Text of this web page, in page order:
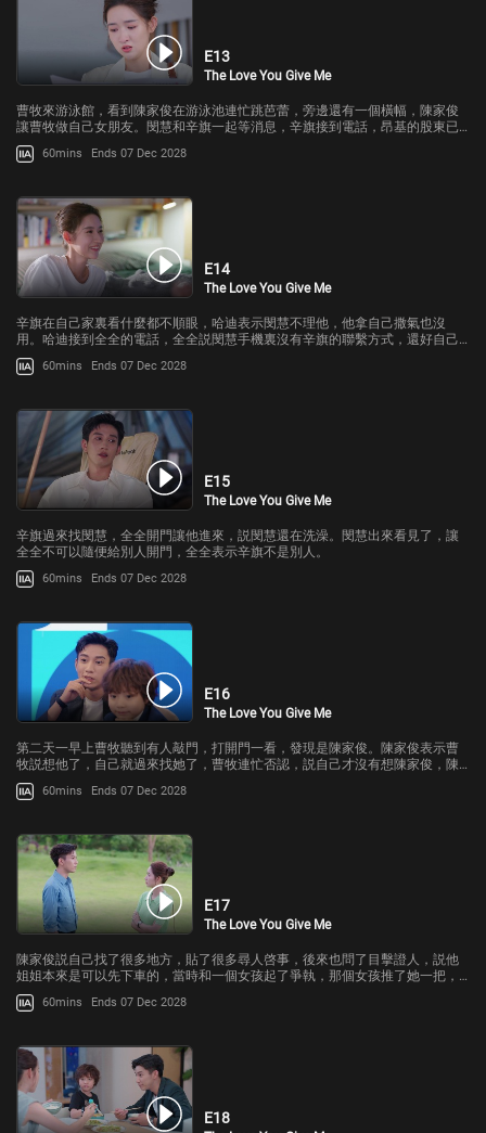
E13
The Love You Give Me
曹牧來游泳館，看到陳家俊在游泳池連忙跳芭蕾，旁邊還有一個橫幅，陳家俊
讓曹牧做自己女朋友。閔慧和辛旗一起等消息，辛旗接到電話，昂基的股東已
經答應投資這個項目了。
60mins Ends 07 Dec 2028
E14
The Love You Give Me
辛旗在自己家裏看什麼都不順眼，哈迪表示閔慧不理他，他拿自己撒氣也沒
用。哈迪接到全全的電話，全全説閔慧手機裏沒有辛旗的聯繫方式，還好自己
記得哈迪的電話。
60mins Ends 07 Dec 2028
E15
The Love You Give Me
辛旗過來找閔慧，全全開門讓他進來，説閔慧還在洗澡。閔慧出來看見了，讓
全全不可以隨便給別人開門，全全表示辛旗不是別人。
60mins Ends 07 Dec 2028
E16
The Love You Give Me
第二天一早上曹牧聽到有人敲門，打開門一看，發現是陳家俊。陳家俊表示曹
牧説想他了，自己就過來找她了，曹牧連忙否認，説自己才沒有想陳家俊，陳
家俊拿出了手機，是昨天錄下的曹牧給他打電話的視頻。
60mins Ends 07 Dec 2028
E17
The Love You Give Me
陳家俊説自己找了很多地方，貼了很多尋人啓事，後來也問了目擊證人，説他
姐姐本來是可以先下車的，當時和一個女孩起了爭執，那個女孩推了她一把，
讓他姐姐沒能下車。閔慧想要解釋，辛旗問閔慧蘇田的死到底是怎麼回事。
60mins Ends 07 Dec 2028
E18